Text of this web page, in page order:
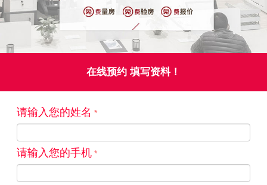
在线预约 填写资料！
请输入您的姓名
请输入您的手机